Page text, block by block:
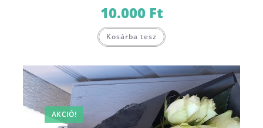
10.000 Ft
Kosárba tesz
AKCIÓ!